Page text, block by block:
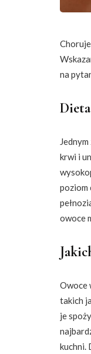
na
krwi i
poziom
owoce
Owoce
takich
je
kuchni.